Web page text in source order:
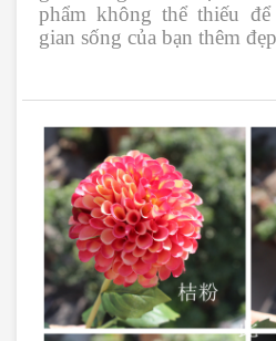
phẩm không thể thiếu
gian sống của bạn thêm